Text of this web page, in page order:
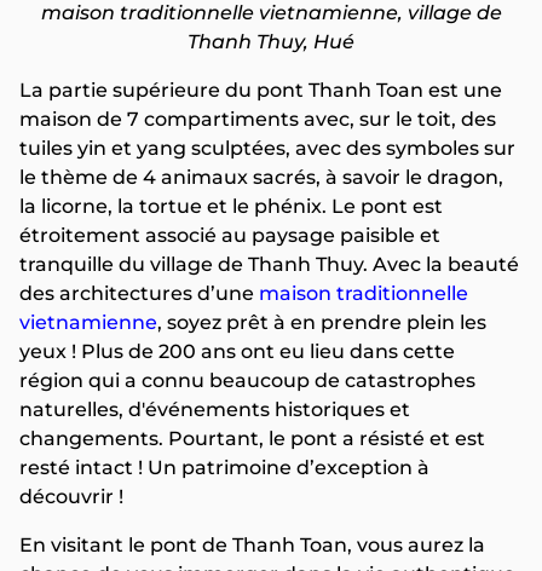
maison traditionnelle vietnamienne, village de
Thanh Thuy, Hué
La partie supérieure du pont Thanh Toan est une
maison de 7 compartiments avec, sur le toit, des
tuiles yin et yang sculptées, avec des symboles sur
le thème de 4 animaux sacrés, à savoir le dragon,
la licorne, la tortue et le phénix. Le pont est
étroitement associé au paysage paisible et
tranquille du village de Thanh Thuy. Avec la beauté
des architectures d’une maison traditionnelle
vietnamienne, soyez prêt à en prendre plein les
yeux ! Plus de 200 ans ont eu lieu dans cette
région qui a connu beaucoup de catastrophes
naturelles, d'événements historiques et
changements. Pourtant, le pont a résisté et est
resté intact ! Un patrimoine d’exception à
découvrir !
En visitant le pont de Thanh Toan, vous aurez la